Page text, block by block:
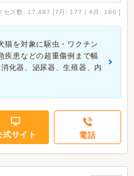
セス数: 17,497 [7月: 177 | 6月: 186 ]
猫を対象に駆虫・ワクチン
疾患などの超重傷例まで幅
化器、泌尿器、生殖器、内
式サイト 電話